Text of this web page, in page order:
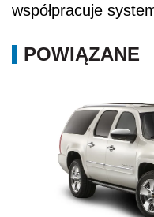
współpracuje
POWIĄZANE